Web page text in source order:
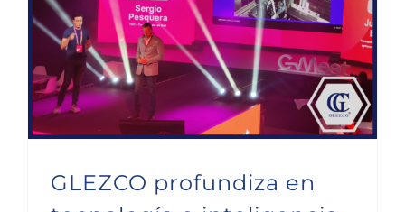
GLEZCO profundiza en